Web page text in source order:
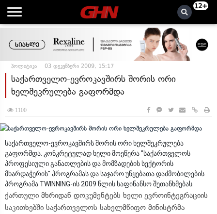
12+
პოლიტიკა 03 დეკემბერი 2009, 15:17
საქართველო-ევროკავშირს შორის ორი
ხელშეკრულება გაფორმდა
1100
საქართველო-ევროკავშირს შორის ორი ხელშეკრულება
გაფორმდა. კონკრეტულად ხელი მოეწერა "საქართველოს
პროფესიული განათლების და მომზადების სექტორის
მხარდაჭერის" პროგრამას და საჯარო უწყებათა დაძმობილების
პროგრამა TWINNING-ის 2009 წლის საფინანსო შეთანხმებას.
ქართული მხრიდან დოკუმენტებს ხელი ევროინტეგრაციის
საკითხებში საქართველოს სახელმწიფო მინისტრმა